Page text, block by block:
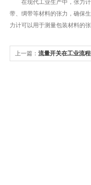
在现代工业生产中，张力计
带、绸带等材料的张力，确保
力计可以用于测量包装材料的
上一篇： 流量开关在工业流